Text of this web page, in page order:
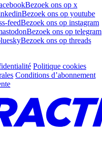
Bezoek ons op x
Bezoek ons op youtube
feedBezoek ons op instagram
Bezoek ons op telegram
Bezoek ons op threads
Politique cookies
Conditions d’abonnement